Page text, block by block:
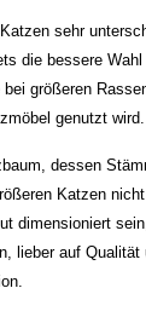
sehr
die bessere
größeren
genutzt wird.
dessen
Katzen
dimensioniert
lieber auf